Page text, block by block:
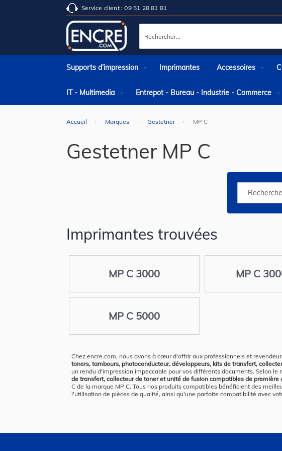
Service client : 09 51 28 81 81
Rechercher
Supports d’impression Imprimantes Accessoires
IT - Multimedia Entrepot - Bureau - Industrie - Commerce
Accueil Marques Gestetner MP C
Gestetner MP C
Imprimantes trouvées
MP C 3000 MP C
MP C 5000
Chez encre.com, nous avons à cœur d'offrir aux professionnels et
toners, tambours, photoconducteur, développeurs, kits de transfert,
un rendu d'impression impeccable pour vos différents documents. Selon
de transfert, collecteur de toner et unité de fusion compatibles de première
C de la marque MP C. Tous nos produits compatibles bénéficient des
l'utilisation de pièces de qualité, ainsi qu'une parfaite compatibilité avec